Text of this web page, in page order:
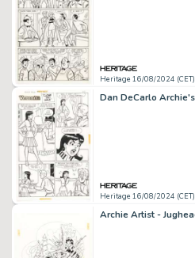
Heritage 16/08/2024 (CET)
Heritage 16/08/2024 (CET)